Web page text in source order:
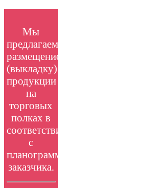
Мы
предлагаем
размещение
(выкладку)
продукции
на
торговых
полках в
соответствии
с
планограммами
заказчика.